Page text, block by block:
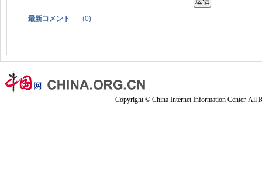
最新コメント (0)